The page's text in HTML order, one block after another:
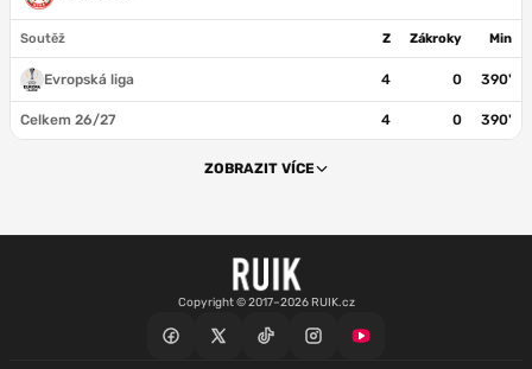
Soutěž Z Zákroky Min
Evropská liga 4 0 390'
Celkem 26/27 4 0 390'
ZOBRAZIT VÍCE
Copyright © 2017–2026 RUIK.cz